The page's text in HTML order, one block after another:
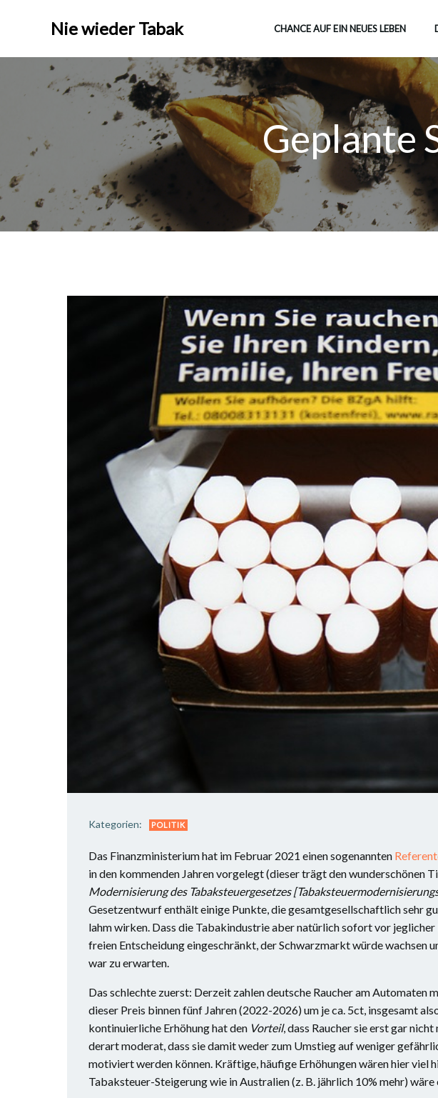
Nie wieder Tabak CHANCE AUF EIN NEUES LEBEN
Geplante
Kategorien: POLITIK
Das Finanzministerium hat im Februar 2021 einen sogenannten
in den kommenden Jahren vorgelegt (dieser trägt den wunderschönen
Modernisierung des Tabaksteuergesetzes
Gesetzentwurf enthält einige Punkte, die gesamtgesellschaftlich sehr
lahm wirken. Dass die Tabakindustrie aber natürlich sofort vor
freien Entscheidung eingeschränkt, der Schwarzmarkt würde wachsen
war zu erwarten.
Das schlechte zuerst: Derzeit zahlen deutsche Raucher am Automaten
dieser Preis binnen fünf Jahren (2022-2026) um je ca. 5ct, insgesamt
kontinuierliche Erhöhung hat den Vorteil, dass Raucher sie erst gar
derart moderat, dass sie damit weder zum Umstieg auf weniger
motiviert werden können. Kräftige, häufige Erhöhungen wären hier viel
Tabaksteuer-Steigerung wie in Australien (z. B. jährlich 10% mehr) wäre